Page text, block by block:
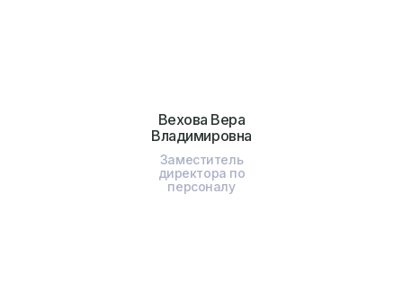
Вехова Вера
Владимировна
Заместитель
директора по
персоналу